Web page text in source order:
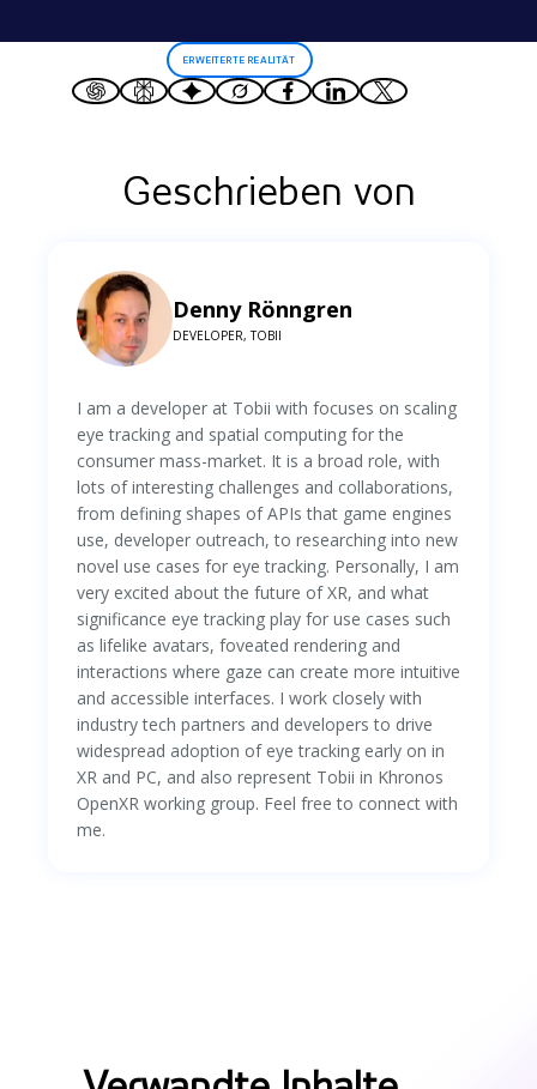
ERWEITERTE REALITÄT
Geschrieben von
Denny Rönngren
DEVELOPER, TOBII
I am a developer at Tobii with focuses on scaling
eye tracking and spatial computing for the
consumer mass-market. It is a broad role, with
lots of interesting challenges and collaborations,
from defining shapes of APIs that game engines
use, developer outreach, to researching into new
novel use cases for eye tracking. Personally, I am
very excited about the future of XR, and what
significance eye tracking play for use cases such
as lifelike avatars, foveated rendering and
interactions where gaze can create more intuitive
and accessible interfaces. I work closely with
industry tech partners and developers to drive
widespread adoption of eye tracking early on in
XR and PC, and also represent Tobii in Khronos
OpenXR working group. Feel free to connect with
me.